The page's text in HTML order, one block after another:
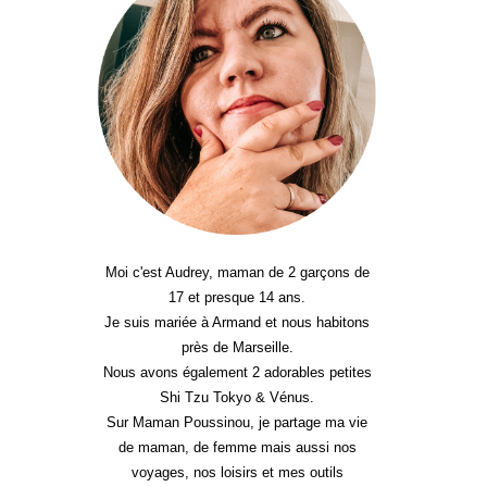
Moi c'est Audrey, maman de 2 garçons de
17 et presque 14 ans.
Je suis mariée à Armand et nous habitons
près de Marseille.
Nous avons également 2 adorables petites
Shi Tzu Tokyo & Vénus.
Sur Maman Poussinou, je partage ma vie
de maman, de femme mais aussi nos
voyages, nos loisirs et mes outils